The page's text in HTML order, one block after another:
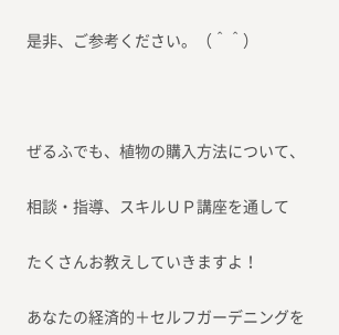
是非、ご参考ください。（＾＾）
ぜるふでも、植物の購入方法について、
相談・指導、スキルＵＰ講座を通して
たくさんお教えしていきますよ！
あなたの経済的＋セルフガーデニングを